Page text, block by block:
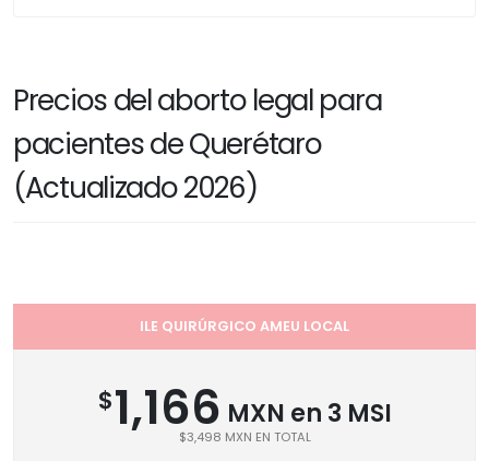
Precios del aborto legal para
pacientes de Querétaro
(Actualizado 2026)
ILE QUIRÚRGICO AMEU LOCAL
$1,166 MXN en 3 MSI
$3,498 MXN EN TOTAL